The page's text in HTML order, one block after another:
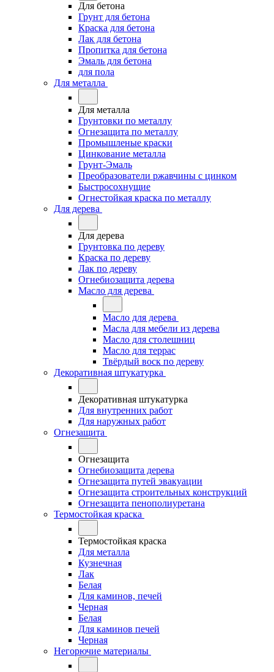
Для бетона
Грунт для бетона
Краска для бетона
Лак для бетона
Пропитка для бетона
Эмаль для бетона
для пола
Для металла
Для металла
Грунтовки по металлу
Огнезащита по металлу
Промышленые краски
Цинкование металла
Грунт-Эмаль
Преобразователи ржавчины с цинком
Быстросохнущие
Огнестойкая краска по металлу
Для дерева
Для дерева
Грунтовка по дереву
Краска по дереву
Лак по дереву
Огнебиозащита дерева
Масло для дерева
Масло для дерева
Масла для мебели из дерева
Масло для столешниц
Масло для террас
Твёрдый воск по дереву
Декоративная штукатурка
Декоративная штукатурка
Для внутренних работ
Для наружных работ
Огнезащита
Огнезащита
Огнебиозащита дерева
Огнезащита путей эвакуации
Огнезащита строительных конструкций
Огнезащита пенополиуретана
Термостойкая краска
Термостойкая краска
Для металла
Кузнечная
Лак
Белая
Для каминов, печей
Черная
Белая
Для каминов печей
Черная
Негорючие материалы